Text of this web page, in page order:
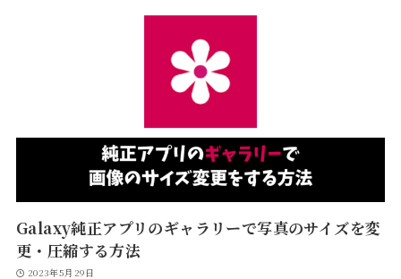
Galaxy純正アプリのギャラリーで写真のサイズを変
更・圧縮する方法
2023年5月29日